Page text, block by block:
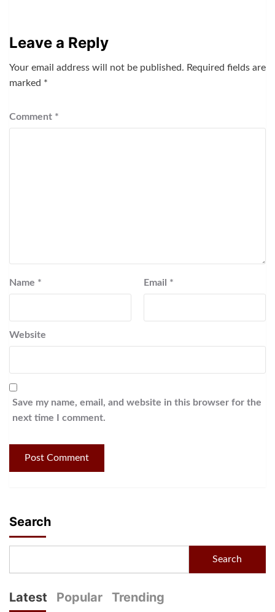
Leave a Reply
Your email address will not be published. Required fields are
marked *
Comment *
Name * Email *
Website
Save my name, email, and website in this browser for the
next time I comment.
Search
Search
Latest Popular Trending